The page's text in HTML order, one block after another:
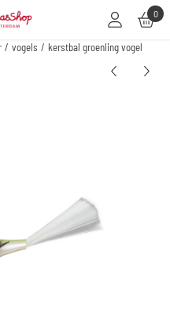
of sta alle cookies toe.0
/ vogels / kerstbal groenling vogel